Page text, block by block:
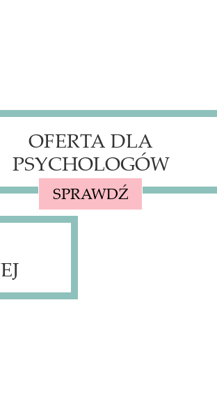
SPRAWDŹ
OFERTA DLA
PSYCHOLOGÓW